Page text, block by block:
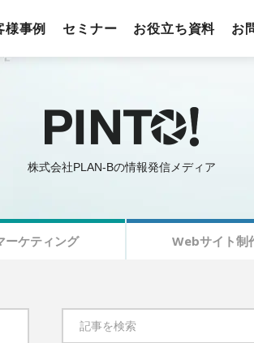
様事例 セミナー お役立ち資料 お
株式会社PLAN-Bの情報発信メディア
ーケティング Webサイト制